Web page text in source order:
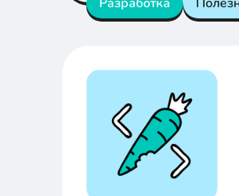
Разработка